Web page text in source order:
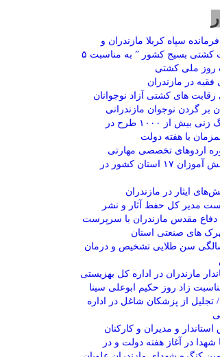
سپاه کربلا مازندران و
رئیس هیئت کشتی بسیج کشور ” به مناسبت ۵
روز ملی کشتی
فقیه در مازندران
های کشتی آزاد نوجوانان
بر گردن نوجوان مازندرانی
افتتاح و کنگ زنی بیش از ۱۰۰۰ طرح در
با هفته دولت
۱۰ دوره اردوهای تخصصی مهارتی
تابستانه دانش آموزان ۱۷ استان کشور در
ایثار در مازندران
مدیر کل حفظ آثار و نشر
دفاع مقدس مازندران با سرپرست
های صنعتی استان
از ۵ سالگی سن طلایی تشخیص و درمان
مازندران در اداره کل بهزیستی
زاد روز حکیم ابوعلی سینا
از پزشکان شاغل در اداره
استاندار و مدیران و کارکنان
شهدا در آغاز هفته دولت و در